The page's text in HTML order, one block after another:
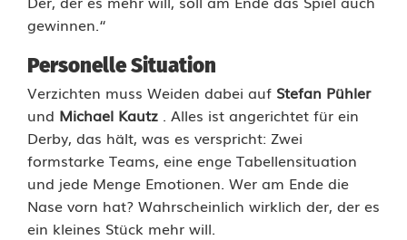
b
a
c
h
u
n
gewinnen.“
Personelle Situation
Verzichten muss Weiden dabei auf Stefan Pühler
und Michael Kautz . Alles ist angerichtet für ein
Derby, das hält, was es verspricht: Zwei
formstarke Teams, eine enge Tabellensituation
und jede Menge Emotionen. Wer am Ende die
Nase vorn hat? Wahrscheinlich wirklich der, der es
ein kleines Stück mehr will.